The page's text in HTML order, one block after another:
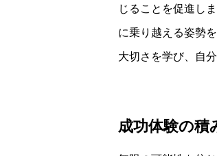
じることを促進し
に乗り越える姿勢
大切さを学び、自
成功体験の積